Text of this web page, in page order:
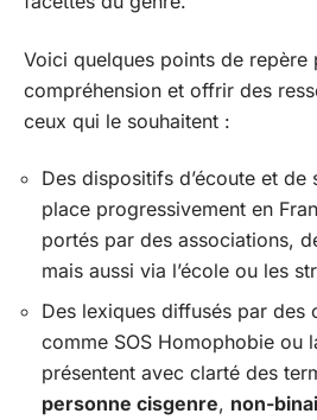
Voici quelques points de repère
compréhension et offrir des
ceux qui le souhaitent :
Des dispositifs d’écoute et de
place progressivement en
portés par des associations,
mais aussi via l’école ou les
Des lexiques diffusés par des
comme SOS Homophobie ou
présentent avec clarté des
personne cisgenre, non-